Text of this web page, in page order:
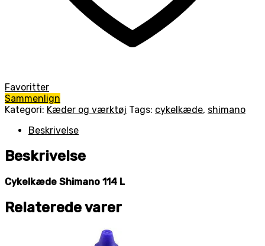
Favoritter
Sammenlign
Kategori: Kæder og værktøj Tags: cykelkæde, shimano
Beskrivelse
Beskrivelse
Cykelkæde Shimano 114 L
Relaterede varer